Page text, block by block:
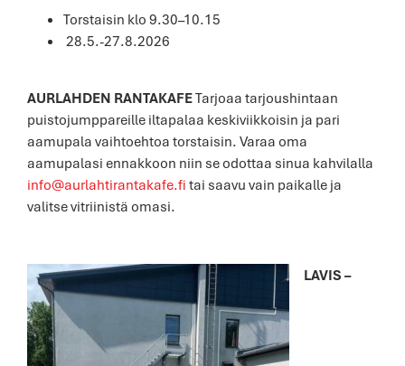
Torstaisin klo 9.30–10.15
28.5.-27.8.2026
AURLAHDEN RANTAKAFETarjoaa tarjoushintaan
puistojumppareille iltapalaa keskiviikkoisin ja pari
aamupala vaihtoehtoa torstaisin. Varaa oma
aamupalasi ennakkoon niin se odottaa sinua kahvilalla
info@aurlahtirantakafe.fi tai saavu vain paikalle ja
valitse vitriinistä omasi.
LAVIS –